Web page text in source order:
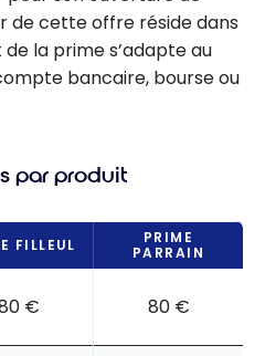
de cette offre réside dans
la prime s’adapte au
bancaire, bourse ou
par produit
FILLEUL
PRIME
PARRAIN
€ 80 €